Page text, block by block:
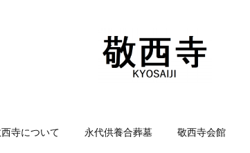
寺について 永代供養合葬墓 敬西寺会館